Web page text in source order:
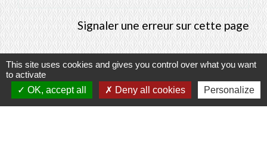
Signaler une erreur sur cette page
Contacts
This site uses cookies and gives you control over what you want
to activate
OK, accept all
Deny all cookies Personalize